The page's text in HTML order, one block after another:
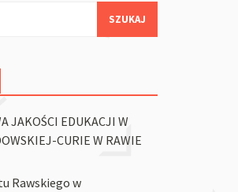
JAKOŚCI EDUKACJI W
CURIE W RAWIE
Rawskiego w